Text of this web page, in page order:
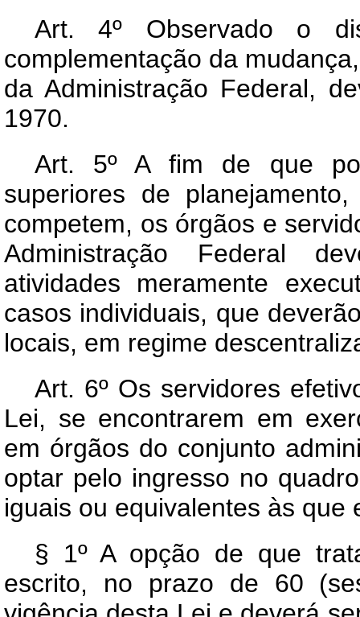
Art. 4º Observado o
complementação da
da Administração Federal,
1970.
Art. 5º A fim de que
superiores de
competem, os órgãos e
Administração Federal
atividades meramente
casos individuais, que
locais, em regime
Art. 6º Os servidores
Lei, se encontrarem em
em órgãos do conjunto
optar pelo ingresso no
iguais ou equivalentes às
§ 1º A opção de que
escrito, no prazo de 60